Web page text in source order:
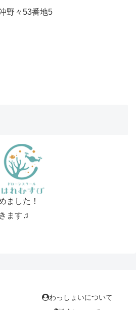
野々53番地5
ました！
ます♫
わっしょいについて